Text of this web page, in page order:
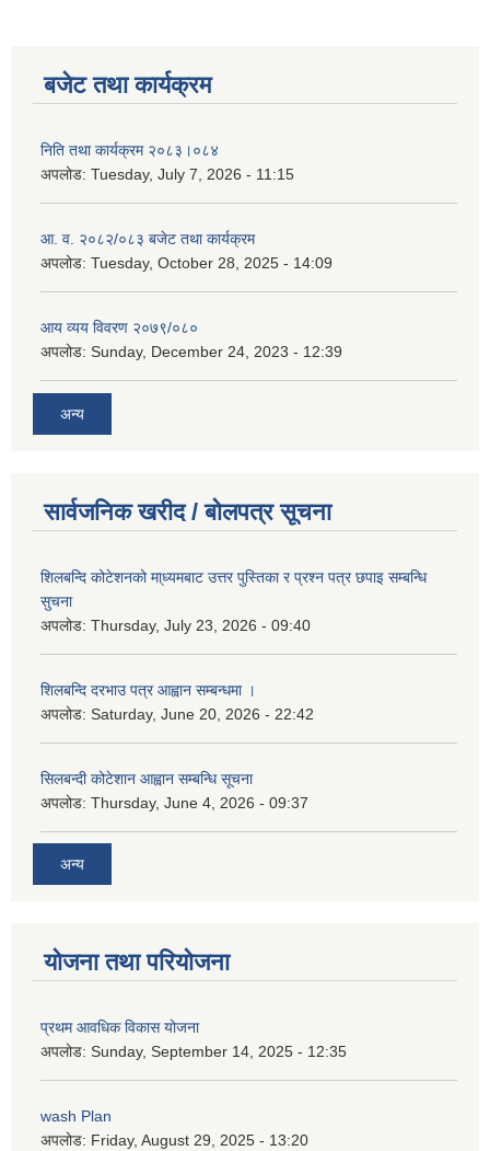
बजेट तथा कार्यक्रम
निति तथा कार्यक्रम २०८३।०८४
अपलोड: Tuesday, July 7, 2026 - 11:15
आ. व. २०८२/०८३ बजेट तथा कार्यक्रम
अपलोड: Tuesday, October 28, 2025 - 14:09
आय व्यय विवरण २०७९/०८०
अपलोड: Sunday, December 24, 2023 - 12:39
अन्य
सार्वजनिक खरीद / बोलपत्र सूचना
शिलबन्दि कोटेशनको मा्ध्यमबाट उत्तर पुस्तिका र प्रश्न पत्र छपाइ सम्बन्धि
सुचना
अपलोड: Thursday, July 23, 2026 - 09:40
शिलबन्दि दरभाउ पत्र आह्वान सम्बन्धमा ।
अपलोड: Saturday, June 20, 2026 - 22:42
सिलबन्दी कोटेशान आह्वान सम्बन्धि सूचना
अपलोड: Thursday, June 4, 2026 - 09:37
अन्य
योजना तथा परियोजना
प्रथम आवधिक विकास योजना
अपलोड: Sunday, September 14, 2025 - 12:35
wash Plan
अपलोड: Friday, August 29, 2025 - 13:20